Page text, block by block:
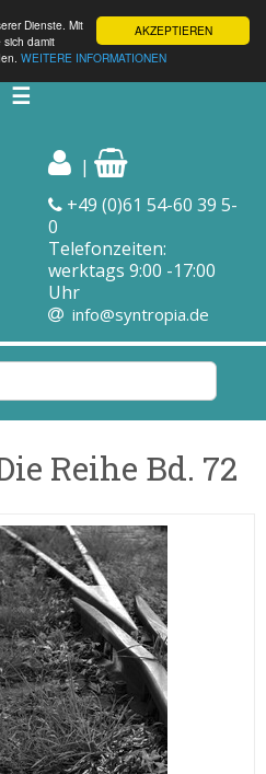
AKZEPTIEREN
Dienste. Mit
sich damit
WEITERE INFORMATIONEN
☰
|
+49 (0)61 54-60 39 5-
0
Telefonzeiten:
werktags 9:00 -17:00
Uhr
info@syntropia.de
Reihe Bd. 72